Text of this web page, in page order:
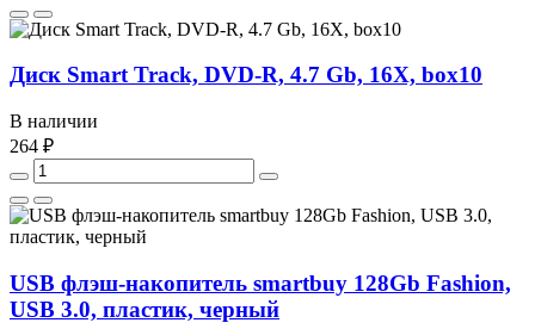
Диск Smart Track, DVD-R, 4.7 Gb, 16X, box10
В наличии
264 ₽
USB флэш-накопитель smartbuy 128Gb Fashion,
USB 3.0, пластик, черный